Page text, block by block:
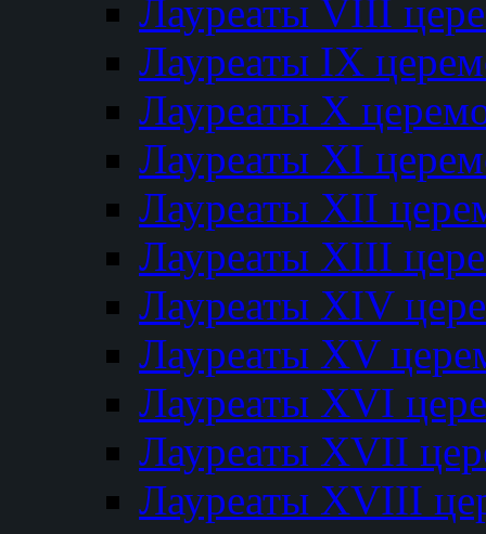
Лауреаты VIII
Лауреаты IX
Лауреаты Х
Лауреаты XI
Лауреаты XII
Лауреаты XIII
Лауреаты XIV
Лауреаты XV
Лауреаты XVI
Лауреаты XVII
Лауреаты XVIII